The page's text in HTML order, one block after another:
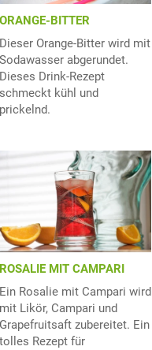
ORANGE-BITTER
Dieser Orange-Bitter wird mit
Sodawasser abgerundet.
Dieses Drink-Rezept
schmeckt kühl und
prickelnd.
ROSALIE MIT CAMPARI
Ein Rosalie mit Campari wird
mit Likör, Campari und
Grapefruitsaft zubereitet. Ein
tolles Rezept für